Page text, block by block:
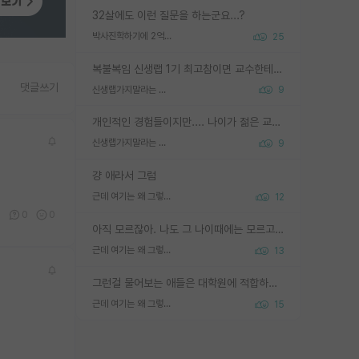
32살에도 이런 질문을 하는군요...?
박사진학하기에 2억은 괜찮은 (?) 정도의 경제력인가요 25
복불복임 신생랩 1기 최고참이면 교수한테 직접 지도받는 시간이 매우 많음 제대로 된 교수라면 말이지 그게 아니라면 그냥 넌 해방 불가능한 노예 1호에 감점쓰레기통이 되는거고
신생랩가지말라는 이유가 있었구나 9
개인적인 경험들이지만.... 나이가 젊은 교수일수록 꼰대라는 가면을 쓴 채로 무례함을 행동하는 경우가 거의 90% 정도였음. 나이가 어린데 다른 또래들과 달리 명예, 권력, 재력까지 얻었으니 세상 다 가진 기분이겠지. 오히러 나이 든 교수들이 행동과 말을 더 조심하시더라.
신생랩가지말라는 이유가 있었구나 9
걍 애라서 그럼
근데 여기는 왜 그렇게 SPK를 물어보는거임? 12
아직 모르잖아. 나도 그 나이때에는 모르고 평가 받고 안심하고 싶었어.
근데 여기는 왜 그렇게 SPK를 물어보는거임? 13
그런걸 물어보는 애들은 대학원에 적합하지 않다
근데 여기는 왜 그렇게 SPK를 물어보는거임? 15
댓글쓰기